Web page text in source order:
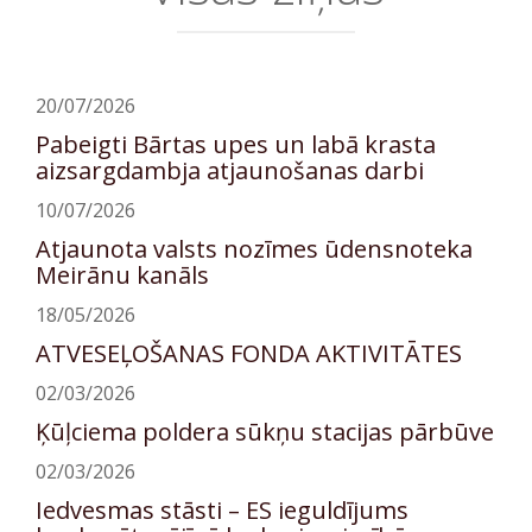
20/07/2026
Pabeigti Bārtas upes un labā krasta
aizsargdambja atjaunošanas darbi
10/07/2026
Atjaunota valsts nozīmes ūdensnoteka
Meirānu kanāls
18/05/2026
ATVESEĻOŠANAS FONDA AKTIVITĀTES
02/03/2026
Ķūļciema poldera sūkņu stacijas pārbūve
02/03/2026
Iedvesmas stāsti – ES ieguldījums